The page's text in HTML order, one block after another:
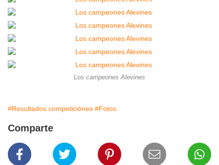
Los campeones Alevines
#Resultados competiciónes #Fotos
Comparte